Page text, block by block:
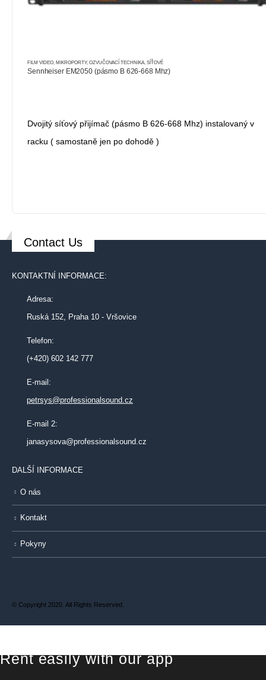
FILM VIDEO, MIKROPORTY, OZVUČOVACÍ TECHNIKA, SÍŤOVÉ
Sennheiser EM2050 (pásmo B 626-668 Mhz)
Dvojitý síťový přijímač (pásmo B 626-668 Mhz) instalovaný v
racku ( samostaně jen po dohodě )
Contact Us
KONTAKTNÍ INFORMACE:
Adresa:
Ruská 152, Praha 10 - Vršovice
Telefon:
(+420) 602 142 777
E-mail:
petrsys@professionalsound.cz
E-mail 2:
janasysova@professionalsound.cz
DALŠÍ INFORMACE
O nás
Kontakt
Pokyny
© Copyright 2020. All Rights Reserved.
Rent easily with our app